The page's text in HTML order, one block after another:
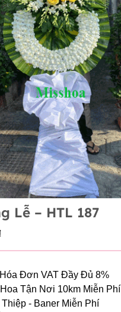
Lễ – HTL 187
Đơn VAT Đầy Đủ 8%
Tận Nơi 10km Miễn Phí
- Baner Miễn Phí